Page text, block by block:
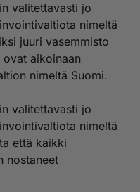
valitettavasti jo
nimeltä
juuri vasemmisto
aikoinaan
nimeltä Suomi.
valitettavasti jo
nimeltä
että kaikki
nostaneet